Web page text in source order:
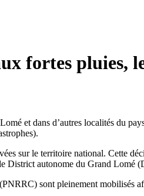
fortes pluies,
et dans d’autres localités du
sur le territoire national. Cette
le District autonome du Grand Lomé
sont pleinement